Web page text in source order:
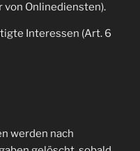
Onlinediensten).
Interessen (Art. 6
werden nach